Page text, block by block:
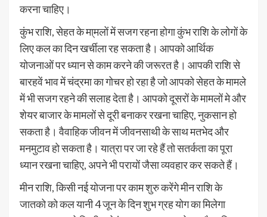
करना चाहिए।​
कुंभ राशि, सेहत के मा्मलों में सजग रहना होगा कुंभ राशि के लोगों के
लिए कल का दिन खर्चीला रह सकता है। आपको आर्थिक
योजनाओं पर ध्यान से काम करने की जरूरत है। आपकी राशि से
बारहवें भाव में चंद्रमा का गोचर हो रहा है जो आपको सेहत के मामले
में भी सजग रहने की सलाह देता है। आपको दूसरों के मामलों मे और
शेयर बाजार के मामलों से दूरी बनाकर रखना चाहिए, नुकसान हो
सकता है। वैवाहिक जीवन में जीवनसाथी के साथ मतभेद और
मनमुटाव हो सकता है। यात्रा पर जा रहे हैं तो सतर्कता का पूरा
ध्यान रखना चाहिए, अपने भी परायों जैसा व्यवहार कर सकते हैं।
मीन राशि, किसी नई योजना पर काम शुरु करेंगे मीन राशि के
जातको को कल यानी 4 जून के दिन शुभ ग्रह योग का मिलेगा